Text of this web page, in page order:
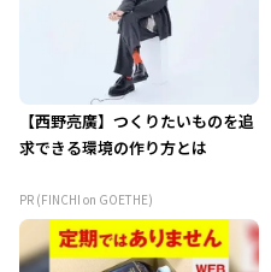
【西野亮廣】つくりたいものを追
求できる環境の作り方とは
PR (FINCHI on GOETHE)